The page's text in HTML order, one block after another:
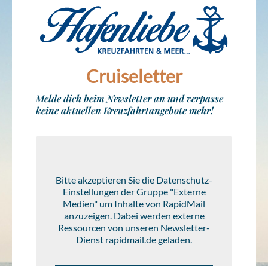
Cruiseletter
Melde dich beim Newsletter an und verpasse
keine aktuellen Kreuzfahrtangebote mehr!
Bitte akzeptieren Sie die Datenschutz-
Einstellungen der Gruppe "Externe
Medien" um Inhalte von RapidMail
anzuzeigen. Dabei werden externe
Ressourcen von unseren Newsletter-
Dienst rapidmail.de geladen.